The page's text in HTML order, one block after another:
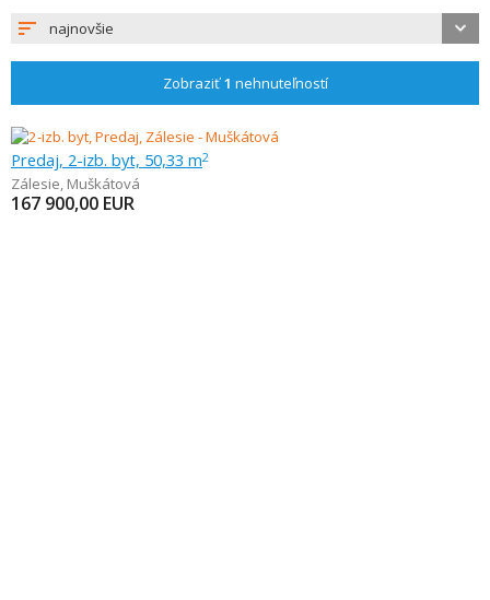
najnovšie
Zobraziť1 nehnuteľností
Predaj, 2-izb. byt, 50,33 m2
Zálesie, Muškátová
167 900,00 EUR